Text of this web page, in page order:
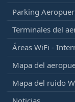
Parking
Terminales del
Áreas WiFi -
Mapa del
Mapa del ruido